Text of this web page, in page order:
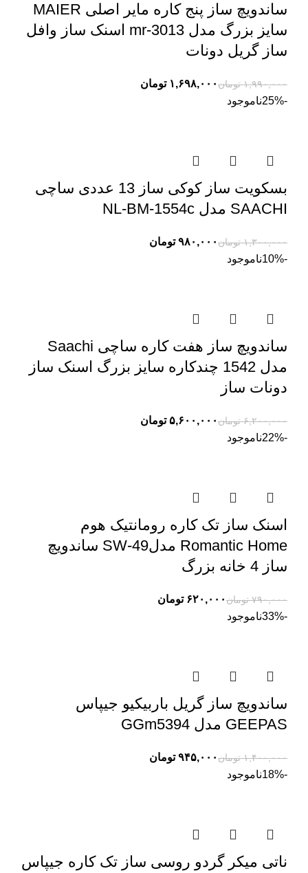
ساندویچ ساز پنج کاره مایر اصلی MAIER
سایز بزرگ مدل mr-3013 اسنک ساز وافل
ساز گریل دونات
۱,۹۹۰,۰۰۰ تومان۱,۶۹۸,۰۰۰ تومان
-25%
ناموجود
بسکویت ساز کوکی ساز 13 عددی ساچی
SAACHI مدل NL-BM-1554c
۱,۳۰۰,۰۰۰ تومان۹۸۰,۰۰۰ تومان
-10%
ناموجود
ساندویچ ساز هفت کاره ساچی Saachi
مدل 1542 چندکاره سایز بزرگ اسنک ساز
دونات ساز
۶,۲۰۰,۰۰۰ تومان۵,۶۰۰,۰۰۰ تومان
-22%
ناموجود
اسنک ساز تک کاره رومانتیک هوم
Romantic Home مدلSW-49 ساندویچ
ساز 4 خانه بزرگ
۷۹۰,۰۰۰ تومان۶۲۰,۰۰۰ تومان
-33%
ناموجود
ساندویچ ساز گریل باربیکیو جیپاس
GEEPAS مدل GGm5394
۱,۴۰۰,۰۰۰ تومان۹۴۵,۰۰۰ تومان
-18%
ناموجود
ناتی میکر گردو روسی ساز تک کاره جیپاس